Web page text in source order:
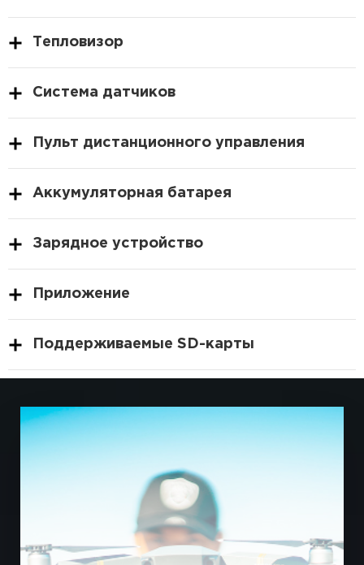
Тепловизор
Система датчиков
Пульт дистанционного управления
Аккумуляторная батарея
Зарядное устройство
Приложение
Поддерживаемые SD-карты